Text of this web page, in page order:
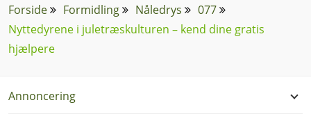
Forside Formidling Nåledrys
077
Nyttedyrene i juletræskulturen – kend dine gratis
hjælpere
Annoncering